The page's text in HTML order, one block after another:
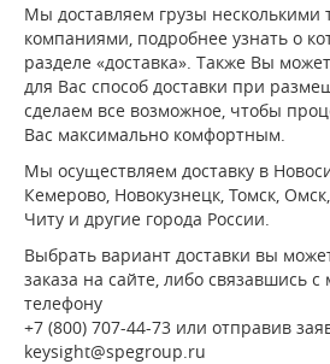
Мы доставляем грузы несколькими
компаниями, подробнее узнать о
разделе «доставка». Также Вы
для Вас способ доставки при
сделаем все возможное, чтобы
Вас максимально комфортным.
Мы осуществляем доставку в
Кемерово, Новокузнецк, Томск,
Читу и другие города России.
Выбрать вариант доставки вы
заказа на сайте, либо связавшись
телефону
+7 (800) 707-44-73 или отправив
keysight@spegroup.ru